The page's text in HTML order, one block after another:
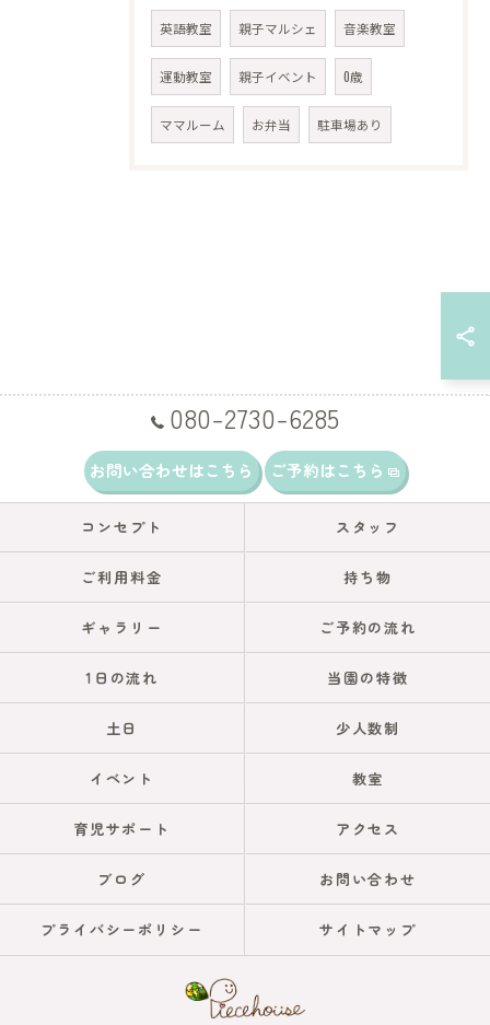
英語教室 親子マルシェ 音楽教室
運動教室 親子イベント 0歳
ママルーム お弁当 駐車場あり
080-2730-6285
お問い合わせはこちら ご予約はこちら
コンセプト スタッフ
ご利用料金 持ち物
ギャラリー ご予約の流れ
1日の流れ 当園の特徴
土日 少人数制
イベント 教室
育児サポート アクセス
ブログ お問い合わせ
プライバシーポリシー サイトマップ